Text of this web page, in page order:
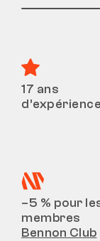
17 ans
d’expérience
–5 % pour
membres
Bennon Club